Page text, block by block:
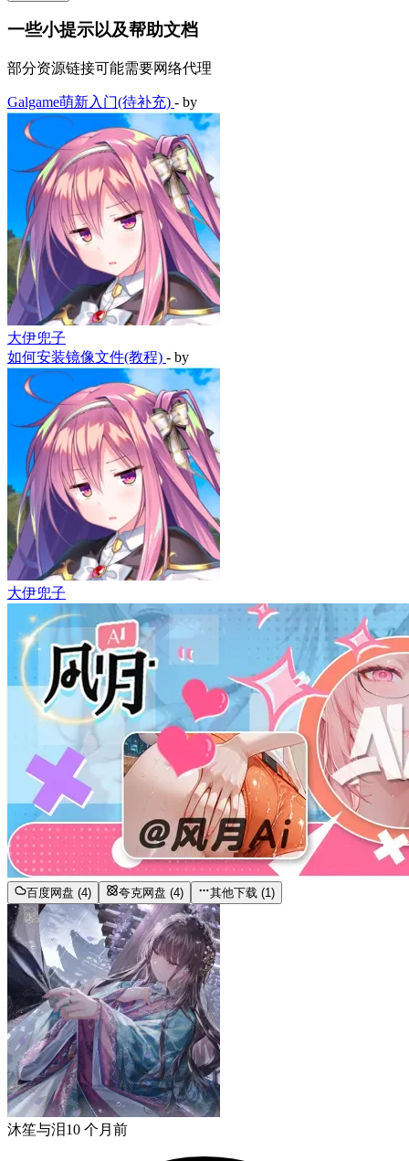
一些小提示以及帮助文档
部分资源链接可能需要网络代理
Galgame萌新入门(待补充) - by
大伊兜子
如何安装镜像文件(教程) - by
大伊兜子
百度网盘 (4) 夸克网盘 (4) 其他下载 (1)
沐笙与泪10 个月前